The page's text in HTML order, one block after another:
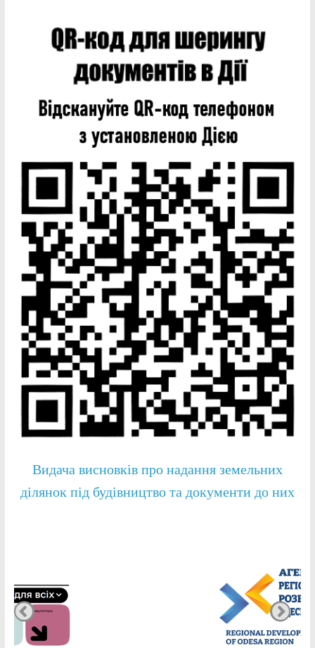
Видача висновків про надання земельних
ділянок під будівництво та документи до них